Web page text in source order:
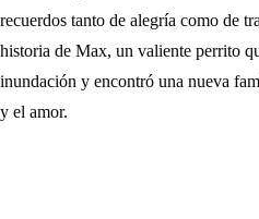
recuerdos tanto de alegría como de
historia de Max, un valiente perrito
inundación y encontró una nueva
y el amor.